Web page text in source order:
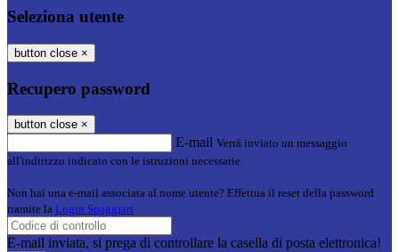
Seleziona utente
button close ×
Recupero password
button close ×
E-mail Verrà inviato un messaggio
all'indirizzo indicato con le istruzioni necessarie.
Non hai una e-mail associata al nome utente? Effettua il reset della password
tramite la Login Spaggiari
E-mail inviata, si prega di controllare la casella di posta elettronica!